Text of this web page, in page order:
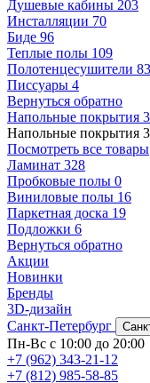
Душевые кабины 203
Инсталляции 70
Биде 96
Теплые полы 109
Полотенцесушители 83
Писсуары 4
Вернуться обратно
Напольные покрытия
Напольные покрытия
Посмотреть все товары
Ламинат 328
Пробковые полы 0
Виниловые полы 16
Паркетная доска 19
Подложки 6
Вернуться обратно
Акции
Новинки
Бренды
3D-дизайн
Санкт-Петербург
Пн-Вс с 10:00 до 20:00
+7 (962) 343-21-12
+7 (812) 985-58-85